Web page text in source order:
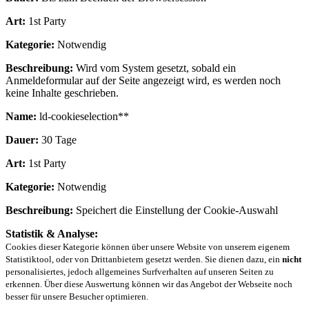
Art: 1st Party
Kategorie: Notwendig
Beschreibung: Wird vom System gesetzt, sobald ein
Anmeldeformular auf der Seite angezeigt wird, es werden noch
keine Inhalte geschrieben.
Name: ld-cookieselection**
Dauer: 30 Tage
Art: 1st Party
Kategorie: Notwendig
Beschreibung: Speichert die Einstellung der Cookie-Auswahl
Statistik & Analyse:
Cookies dieser Kategorie können über unsere Website von unserem eigenem
Statistiktool, oder von Drittanbietern gesetzt werden. Sie dienen dazu, ein nicht
personalisiertes, jedoch allgemeines Surfverhalten auf unseren Seiten zu
erkennen. Über diese Auswertung können wir das Angebot der Webseite noch
besser für unsere Besucher optimieren.